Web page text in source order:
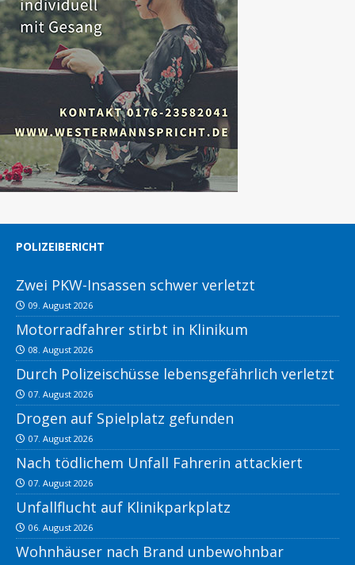
POLIZEIBERICHT
Zwei PKW-Insassen schwer verletzt
09. August 2026
Motorradfahrer stirbt in Klinikum
08. August 2026
Durch Polizeischüsse lebensgefährlich verletzt
07. August 2026
Drogen auf Spielplatz gefunden
07. August 2026
Nach tödlichem Unfall Fahrerin attackiert
07. August 2026
Unfallflucht auf Klinikparkplatz
06. August 2026
Wohnhäuser nach Brand unbewohnbar